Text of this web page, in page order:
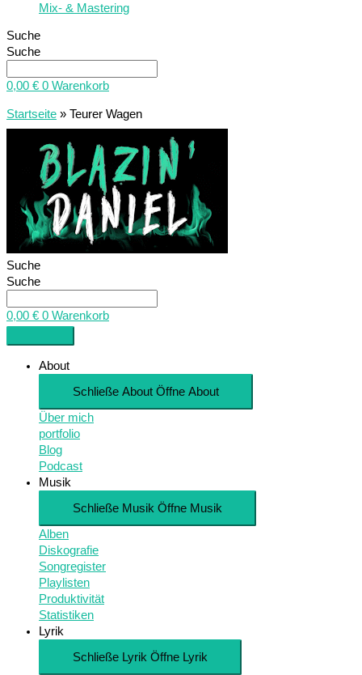
Mix- & Mastering
Suche
Suche
0,00 € 0 Warenkorb
Startseite » Teurer Wagen
Suche
Suche
0,00 € 0 Warenkorb
About
Schließe About Öffne About
Über mich
portfolio
Blog
Podcast
Musik
Schließe Musik Öffne Musik
Alben
Diskografie
Songregister
Playlisten
Produktivität
Statistiken
Lyrik
Schließe Lyrik Öffne Lyrik